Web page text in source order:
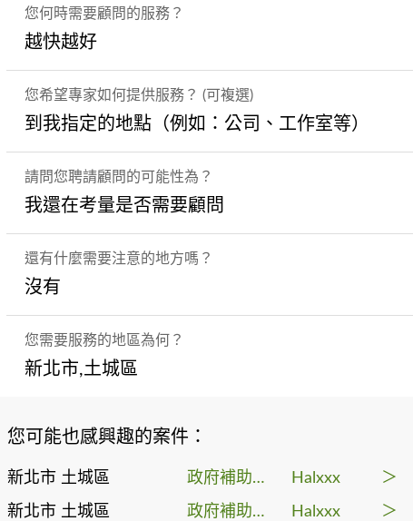
您何時需要顧問的服務？
越快越好
您希望專家如何提供服務？ (可複選)
到我指定的地點（例如：公司、工作室等）
請問您聘請顧問的可能性為？
我還在考量是否需要顧問
還有什麼需要注意的地方嗎？
沒有
您需要服務的地區為何？
新北市,土城區
您可能也感興趣的案件：
新北市 土城區 政府補助顧問 Halxxx ＞
新北市 土城區 政府補助顧問 Halxxx ＞